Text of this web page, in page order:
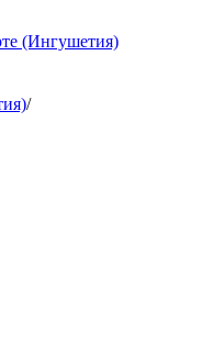
(Ингушетия)
/